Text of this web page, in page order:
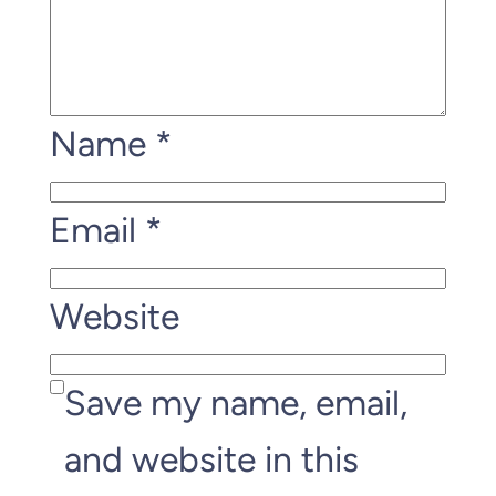
Name *
Email *
Website
Save my name, email,
and website in this